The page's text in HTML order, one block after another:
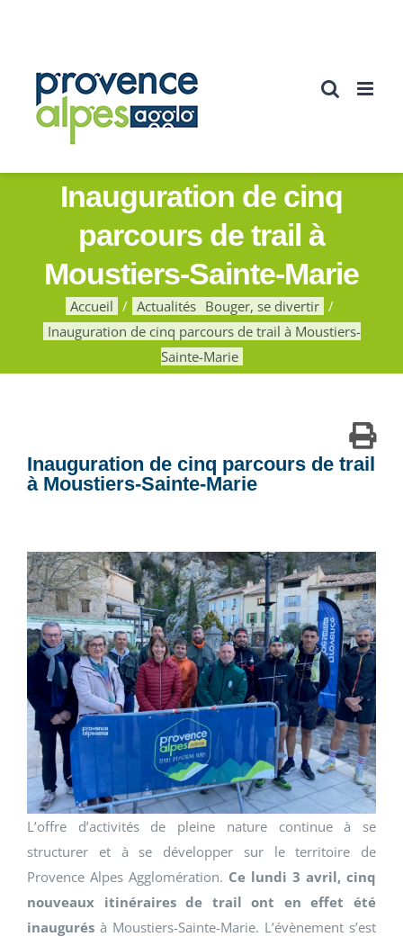
Inauguration de cinq
parcours de trail à
Moustiers-Sainte-Marie
Accueil Actualités Bouger, se divertir
Inauguration de cinq parcours de trail à Moustiers-
Sainte-Marie
Inauguration de cinq parcours de trail
à Moustiers-Sainte-Marie
L’offre d’activités de pleine nature continue à se
structurer et à se développer sur le territoire de
Provence Alpes Agglomération. Ce lundi 3 avril, cinq
nouveaux itinéraires de trail ont en effet été
inaugurés à Moustiers-Sainte-Marie. L’évènement s’est